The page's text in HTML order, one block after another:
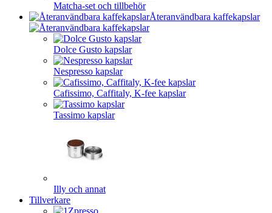
Matcha-set och tillbehör
Återanvändbara kaffekapslar
Dolce Gusto kapslar
Nespresso kapslar
Cafissimo, Caffitaly, K-fee kapslar
Tassimo kapslar
Illy och annat
Tillverkare